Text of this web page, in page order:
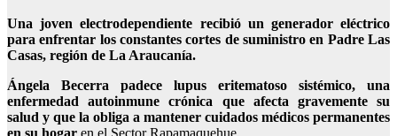
Una joven electrodependiente recibió un generador eléctrico
para enfrentar los constantes cortes de suministro en Padre Las
Casas, región de La Araucanía.
Ángela Becerra padece lupus eritematoso sistémico, una
enfermedad autoinmune crónica que afecta gravemente su
salud y que la obliga a mantener cuidados médicos permanentes
en su hogar en el Sector Rapamaquehue.